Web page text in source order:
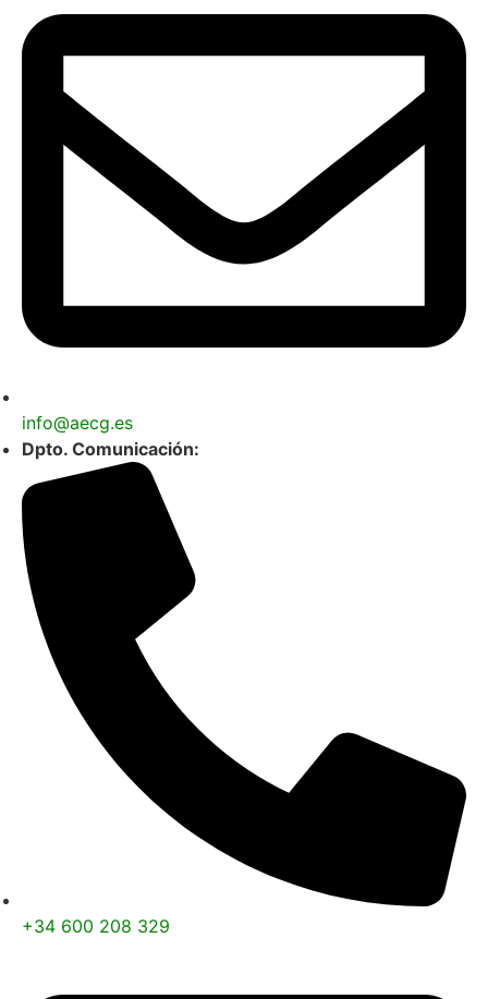
info@aecg.es
Dpto. Comunicación:
+34 600 208 329